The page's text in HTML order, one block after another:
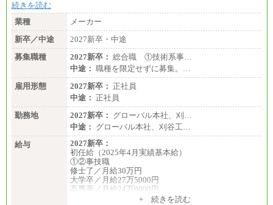
続きを読む
業種
メーカー
新卒／中途
2027新卒・中途
募集職種
2027新卒： 総合職 ①技術系事…
中途： 職種を限定せずに募集。…
雇用形態
2027新卒： 正社員
中途： 正社員
勤務地
2027新卒： グローバル本社、刈…
中途： グローバル本社、刈谷工…
給与
2027新卒：
初任給（2025年4月実績基本給）
①②事技職
修士了／月給30万円
大学卒／月給27万5000円
高専卒／月給24万9000円
+ 続きを読む